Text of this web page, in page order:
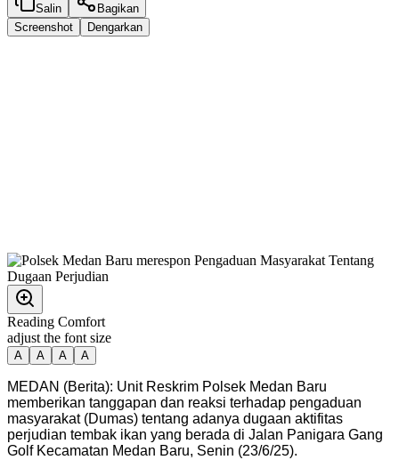
Salin
Bagikan
Screenshot
Dengarkan
Reading Comfort
adjust the font size
A A A A
MEDAN (Berita): Unit Reskrim Polsek Medan Baru
memberikan tanggapan dan reaksi terhadap pengaduan
masyarakat (Dumas) tentang adanya dugaan aktifitas
perjudian tembak ikan yang berada di Jalan Panigara Gang
Golf Kecamatan Medan Baru, Senin (23/6/25).